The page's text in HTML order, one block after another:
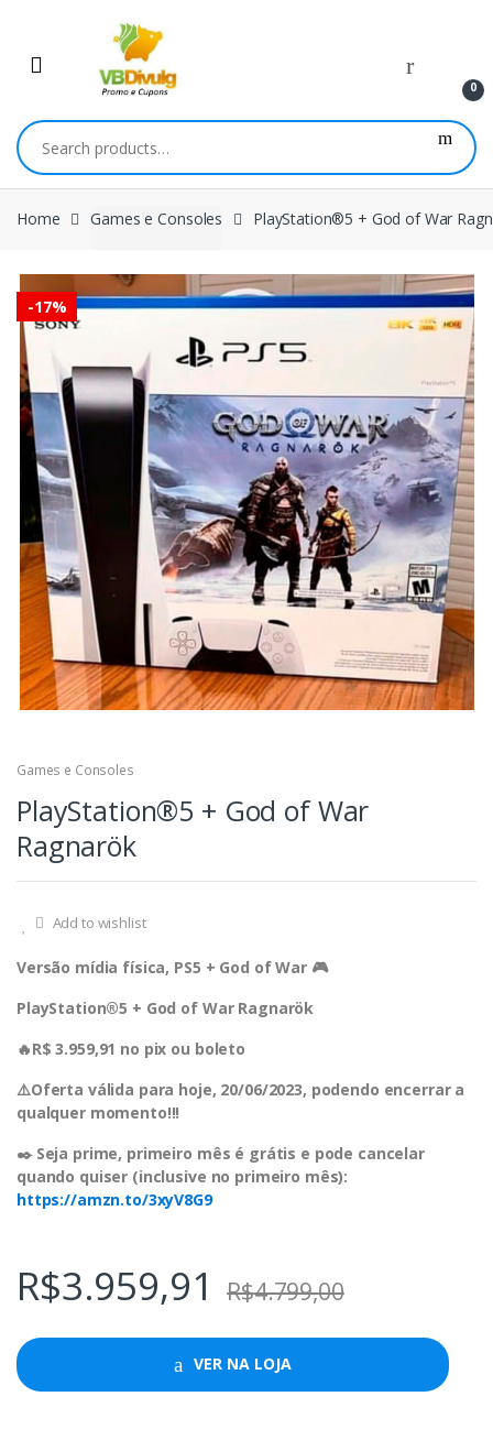
navigation
content
0
Search
for:
Home Games e Consoles PlayStation®5 + God of War
-17%
Games e Consoles
PlayStation®5 + God of War
Ragnarök
Add to wishlist
Versão mídia física, PS5 + God of War 🎮
PlayStation®5 + God of War Ragnarök
🔥R$ 3.959,91 no pix ou boleto
⚠️Oferta válida para hoje, 20/06/2023, podendo encerrar a
qualquer momento!!!
✒️ Seja prime, primeiro mês é grátis e pode cancelar
quando quiser (inclusive no primeiro mês):
https://amzn.to/3xyV8G9
R$3.959,91 R$4.799,00
VER NA LOJA